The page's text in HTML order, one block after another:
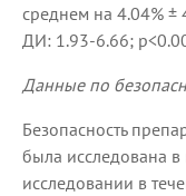
среднем на 4.04% ±
ДИ: 1.93-6.66;
Данные по
Безопасность
была исследована
исследовании в